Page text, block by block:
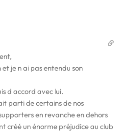
je n ai pas entendu son
d accord avec lui.
parti de certains de nos
en revanche en dehors
créé un énorme préjudice au club